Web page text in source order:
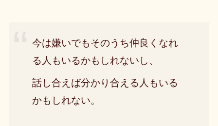
今は嫌いでもそのうち仲良くなれ
る人もいるかもしれないし、
話し合えば分かり合える人もいる
かもしれない。